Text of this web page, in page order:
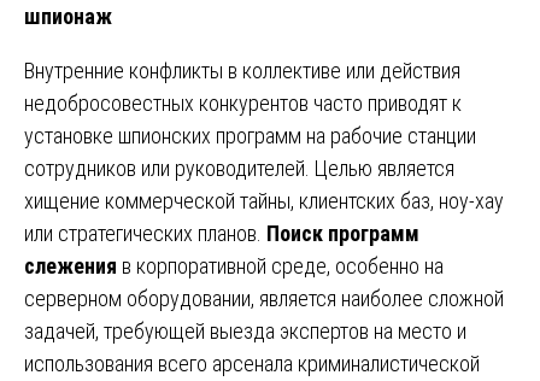
шпионаж
Внутренние конфликты в коллективе или действия
недобросовестных конкурентов часто приводят к
установке шпионских программ на рабочие станции
сотрудников или руководителей. Целью является
хищение коммерческой тайны, клиентских баз, ноу-хау
или стратегических планов. Поиск программ
слежения в корпоративной среде, особенно на
серверном оборудовании, является наиболее сложной
задачей, требующей выезда экспертов на место и
использования всего арсенала криминалистической